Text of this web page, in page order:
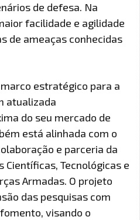
de defesa. Na
facilidade e agilidade
de ameaças conhecidas
estratégico para a
atualizada
do seu mercado de
está alinhada com o
e parceria da
Tecnológicas e
Armadas. O projeto
das pesquisas com
visando o